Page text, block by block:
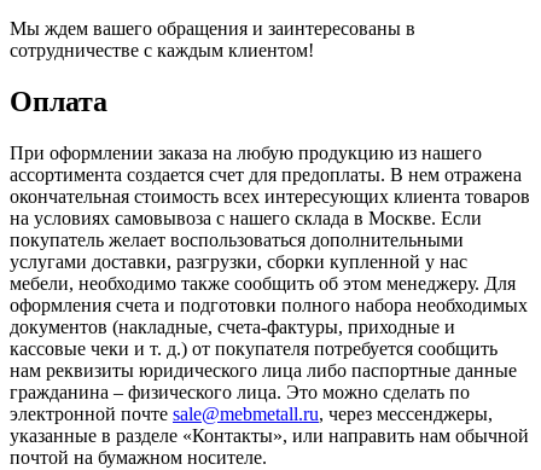
Мы ждем вашего обращения и заинтересованы в
сотрудничестве с каждым клиентом!
Оплата
При оформлении заказа на любую продукцию из нашего
ассортимента создается счет для предоплаты. В нем отражена
окончательная стоимость всех интересующих клиента товаров
на условиях самовывоза с нашего склада в Москве. Если
покупатель желает воспользоваться дополнительными
услугами доставки, разгрузки, сборки купленной у нас
мебели, необходимо также сообщить об этом менеджеру. Для
оформления счета и подготовки полного набора необходимых
документов (накладные, счета-фактуры, приходные и
кассовые чеки и т. д.) от покупателя потребуется сообщить
нам реквизиты юридического лица либо паспортные данные
гражданина – физического лица. Это можно сделать по
электронной почте sale@mebmetall.ru, через мессенджеры,
указанные в разделе «Контакты», или направить нам обычной
почтой на бумажном носителе.